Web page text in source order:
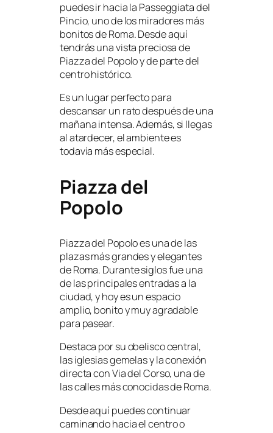
puedes ir hacia la Passeggiata del
Pincio, uno de los miradores más
bonitos de Roma. Desde aquí
tendrás una vista preciosa de
Piazza del Popolo y de parte del
centro histórico.
Es un lugar perfecto para
descansar un rato después de una
mañana intensa. Además, si llegas
al atardecer, el ambiente es
todavía más especial.
Piazza del
Popolo
Piazza del Popolo es una de las
plazas más grandes y elegantes
de Roma. Durante siglos fue una
de las principales entradas a la
ciudad, y hoy es un espacio
amplio, bonito y muy agradable
para pasear.
Destaca por su obelisco central,
las iglesias gemelas y la conexión
directa con Via del Corso, una de
las calles más conocidas de Roma.
Desde aquí puedes continuar
caminando hacia el centro o